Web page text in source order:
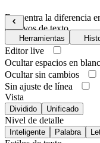
Encuentra la diferencia
archivos de texto
Herramientas
Editor live
Ocultar espacios en
Ocultar sin cambios
Sin ajuste de línea
Vista
Dividido Unificado
Nivel de detalle
Inteligente Palabra